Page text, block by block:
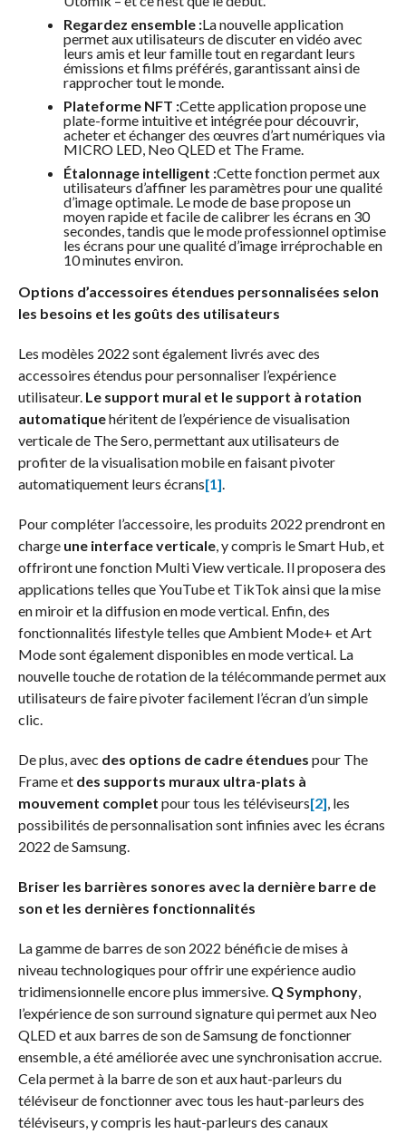
Regardez ensemble :La nouvelle application
permet aux utilisateurs de discuter en vidéo avec
leurs amis et leur famille tout en regardant leurs
émissions et films préférés, garantissant ainsi de
rapprocher tout le monde.
Plateforme NFT :Cette application propose une
plate-forme intuitive et intégrée pour découvrir,
acheter et échanger des œuvres d’art numériques via
MICRO LED, Neo QLED et The Frame.
Étalonnage intelligent :Cette fonction permet aux
utilisateurs d’affiner les paramètres pour une qualité
d’image optimale. Le mode de base propose un
moyen rapide et facile de calibrer les écrans en 30
secondes, tandis que le mode professionnel optimise
les écrans pour une qualité d’image irréprochable en
10 minutes environ.
Options d’accessoires étendues personnalisées selon
les besoins et les goûts des utilisateurs
Les modèles 2022 sont également livrés avec des
accessoires étendus pour personnaliser l’expérience
utilisateur. Le support mural et le support à rotation
automatiquehéritent de l’expérience de visualisation
verticale de The Sero, permettant aux utilisateurs de
profiter de la visualisation mobile en faisant pivoter
automatiquement leurs écrans[1].
Pour compléter l’accessoire, les produits 2022 prendront en
charge une interface verticale, y compris le Smart Hub, et
offriront une fonction Multi View verticale. Il proposera des
applications telles que YouTube et TikTok ainsi que la mise
en miroir et la diffusion en mode vertical. Enfin, des
fonctionnalités lifestyle telles que Ambient Mode+ et Art
Mode sont également disponibles en mode vertical. La
nouvelle touche de rotation de la télécommande permet aux
utilisateurs de faire pivoter facilement l’écran d’un simple
clic.
De plus, avec des options de cadre étendues pour The
Frame et des supports muraux ultra-plats à
mouvement complet pour tous les téléviseurs[2], les
possibilités de personnalisation sont infinies avec les écrans
2022 de Samsung.
Briser les barrières sonores avec la dernière barre de
son et les dernières fonctionnalités
La gamme de barres de son 2022 bénéficie de mises à
niveau technologiques pour offrir une expérience audio
tridimensionnelle encore plus immersive. Q Symphony,
l’expérience de son surround signature qui permet aux Neo
QLED et aux barres de son de Samsung de fonctionner
ensemble, a été améliorée avec une synchronisation accrue.
Cela permet à la barre de son et aux haut-parleurs du
téléviseur de fonctionner avec tous les haut-parleurs des
téléviseurs, y compris les haut-parleurs des canaux